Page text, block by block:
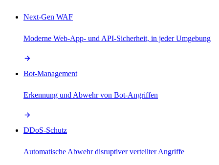
Next-Gen WAF
Moderne Web-App- und API-Sicherheit, in jeder Umgebung
Bot-Management
Erkennung und Abwehr von Bot-Angriffen
DDoS-Schutz
Automatische Abwehr disruptiver verteilter Angriffe